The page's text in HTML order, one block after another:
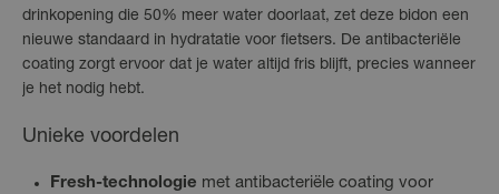
drinkopening die 50% meer water doorlaat, zet deze bidon een
nieuwe standaard in hydratatie voor fietsers. De antibacteriële
coating zorgt ervoor dat je water altijd fris blijft, precies wanneer
je het nodig hebt.
Unieke voordelen
Fresh-technologie met antibacteriële coating voor